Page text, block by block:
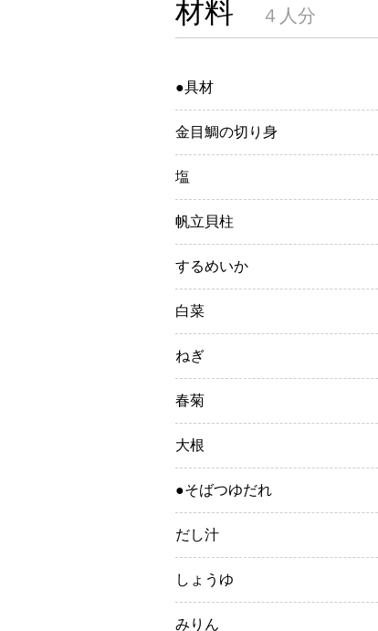
材料 ４人分
●具材
金目鯛の切り身
塩
帆立貝柱
するめいか
白菜
ねぎ
春菊
大根
●そばつゆだれ
だし汁
しょうゆ
みりん